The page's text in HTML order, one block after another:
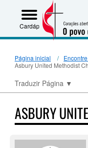
Cardápio
Página inicial
Asbury United Methodist
Traduzir Página ▼
ASBURY